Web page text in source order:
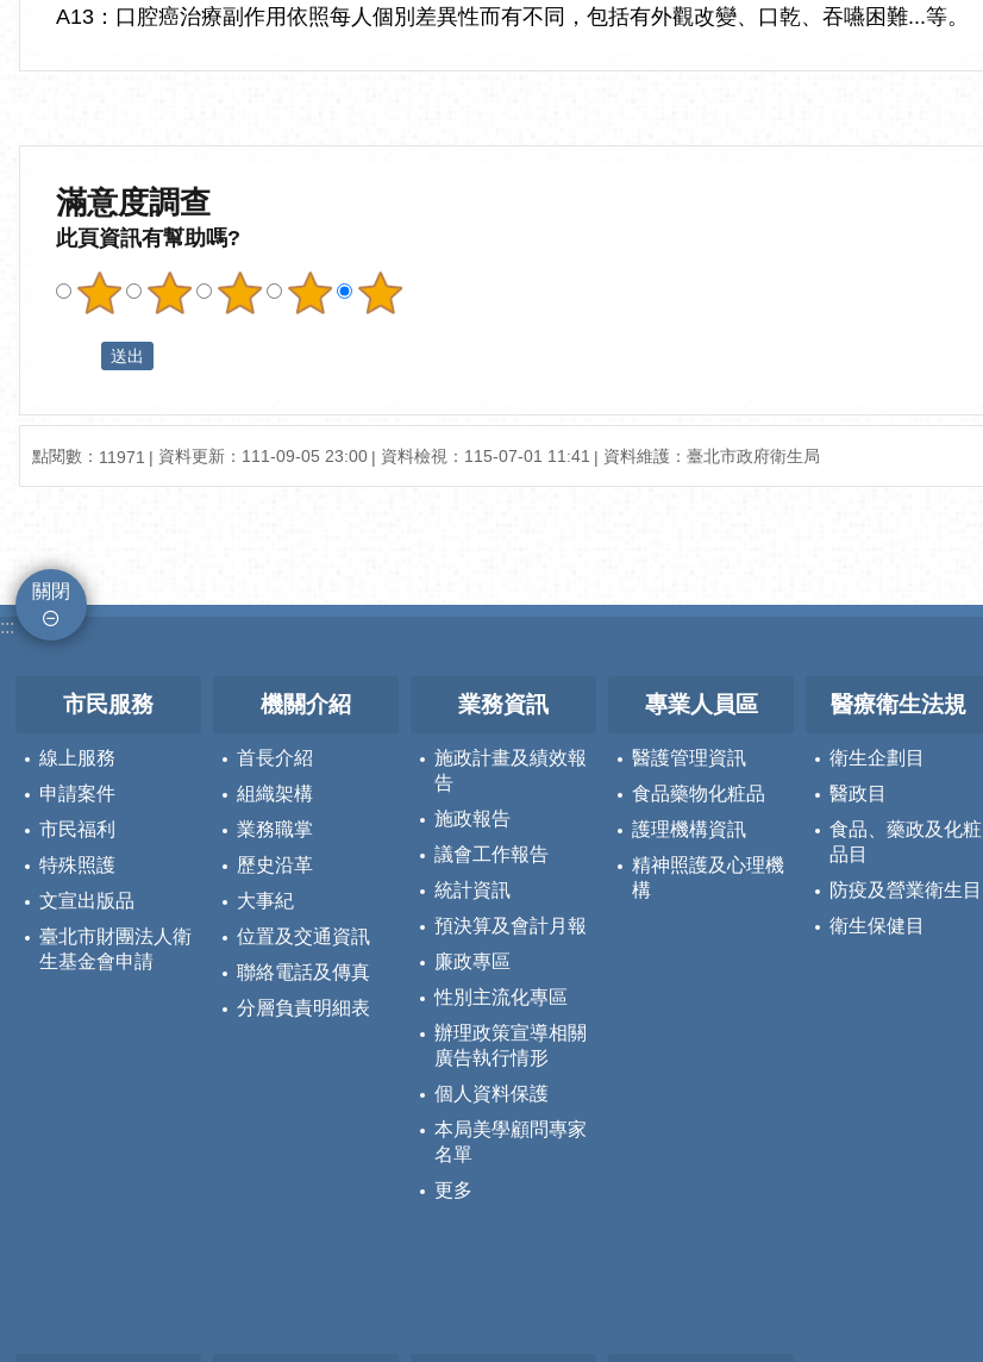
A13：口腔癌治療副作用依照每人個別差異性而有不同，包括有外觀改變、口乾、吞嚥困難...等。
滿意度調查
此頁資訊有幫助嗎?
點閱數： 11971 資料更新： 111-09-05 23:00 資料檢視： 115-07-01 11:41 資料維護： 臺北市政府衛生局
關閉
:::
市民服務
線上服務
申請案件
市民福利
特殊照護
文宣出版品
臺北市財團法人衛
生基金會申請
機關介紹
首長介紹
組織架構
業務職掌
歷史沿革
大事紀
位置及交通資訊
聯絡電話及傳真
分層負責明細表
業務資訊
施政計畫及績效報
告
施政報告
議會工作報告
統計資訊
預決算及會計月報
廉政專區
性別主流化專區
辦理政策宣導相關
廣告執行情形
個人資料保護
本局美學顧問專家
名單
更多
專業人員區
醫護管理資訊
食品藥物化粧品
護理機構資訊
精神照護及心理機
構
醫療衛生法規
衛生企劃目
醫政目
食品、藥政及化粧
品目
防疫及營業衛生目
衛生保健目